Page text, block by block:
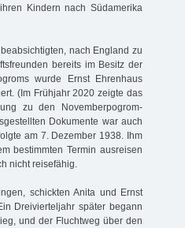
Kindern nach Südamerika
nach England zu
bereits im Besitz der
wurde Ernst Ehrenhaus
(Im Frühjahr 2020 zeigte das
zu den Novemberpogrom-
Dokumente war auch
am 7. Dezember 1938. Ihm
bestimmten Termin ausreisen
nicht reisefähig.
schickten Anita und Ernst
Dreivierteljahr später begann
und der Fluchtweg über den